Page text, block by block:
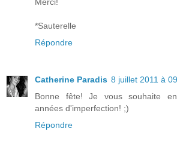
*Sauterelle
Répondre
Catherine Paradis 8 juillet 2011 à
Bonne fête! Je vous souhaite
années d'imperfection! ;)
Répondre